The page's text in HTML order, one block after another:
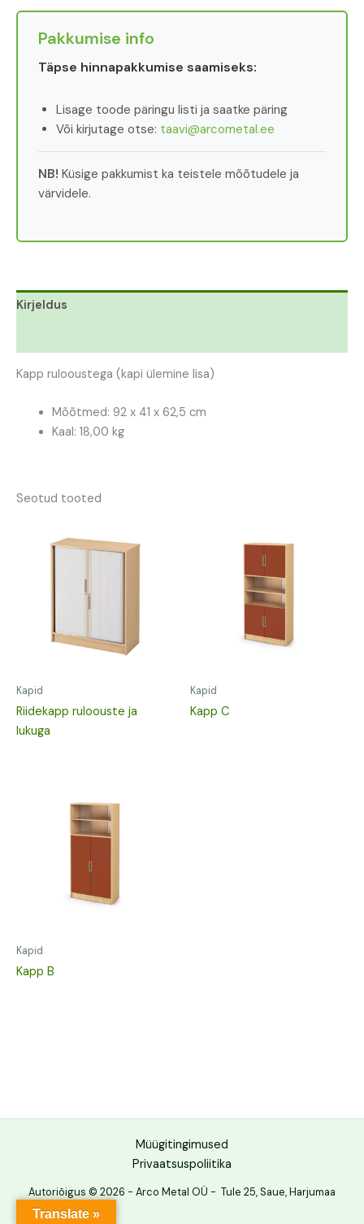
Pakkumise info
Täpse hinnapakkumise saamiseks:
Lisage toode päringu listi ja saatke päring
Või kirjutage otse: taavi@arcometal.ee
NB! Küsige pakkumist ka teistele mõõtudele ja
värvidele.
Kirjeldus
Kapp rulooustega (kapi ülemine lisa)
Mõõtmed: 92 x 41 x 62,5 cm
Kaal: 18,00 kg
Seotud tooted
Kapid
Riidekapp ruloouste ja
lukuga
Kapid
Kapp C
Kapid
Kapp B
Müügitingimused
Privaatsuspoliitika
Autoriõigus © 2026 - Arco Metal OÜ - Tule 25, Saue, Harjumaa
Translate »